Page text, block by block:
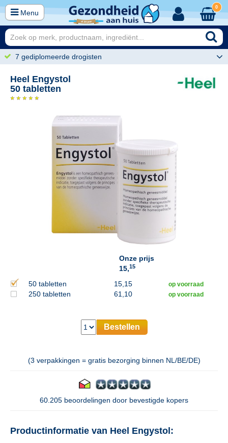
Menu
0
7 gediplomeerde drogisten
Heel Engystol
50 tabletten
Onze prijs
15,15
50 tabletten 15,15 op voorraad
250 tabletten 61,10 op voorraad
Bestellen
(3 verpakkingen = gratis bezorging binnen NL/BE/DE)
60.205 beoordelingen door bevestigde kopers
Productinformatie van Heel Engystol: